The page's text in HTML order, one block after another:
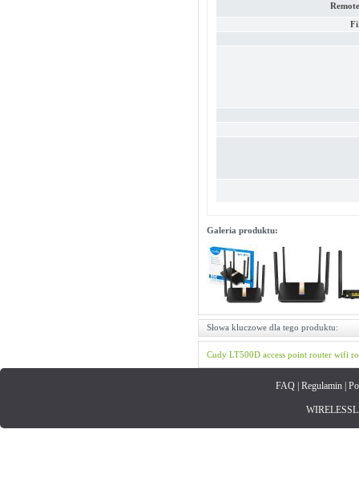
Galeria produktu:
Słowa kluczowe dla tego produktu:
Cudy LT500D access point router wifi
FAQ| Regulamin|